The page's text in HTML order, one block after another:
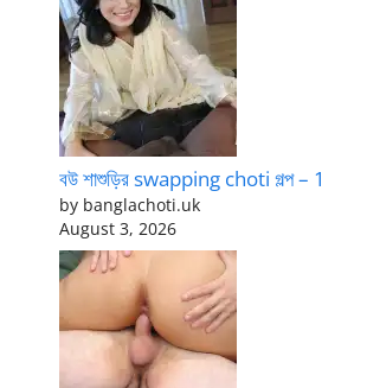
বউ শাশুড়ির swapping choti গল্প – 1
by banglachoti.uk
August 3, 2026